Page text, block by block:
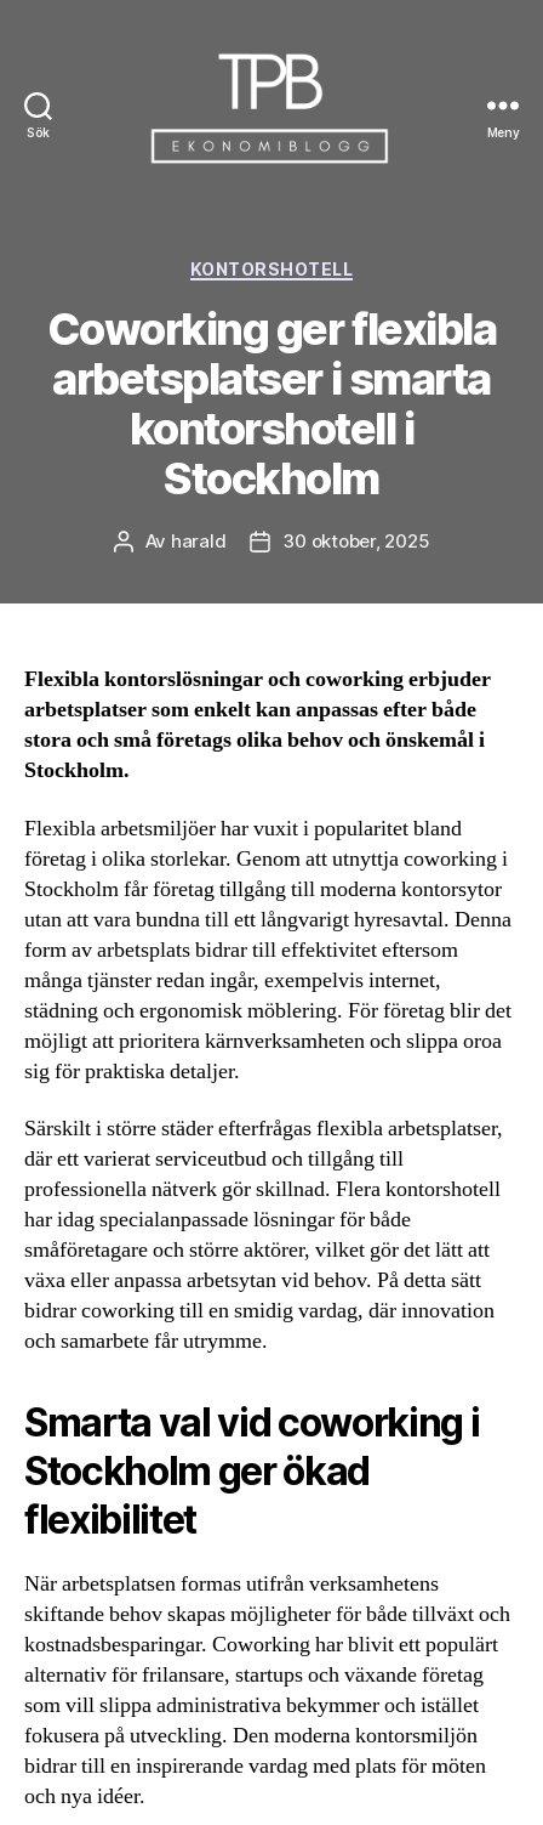
Sök Meny
Kategorier
KONTORSHOTELL
Coworking ger flexibla
arbetsplatser i smarta
kontorshotell i
Stockholm
Inläggsförfattare
Av harald Inläggsdatum
30 oktober, 2025
Flexibla kontorslösningar och coworking erbjuder
arbetsplatser som enkelt kan anpassas efter både
stora och små företags olika behov och önskemål i
Stockholm.
Flexibla arbetsmiljöer har vuxit i popularitet bland
företag i olika storlekar. Genom att utnyttja coworking i
Stockholm får företag tillgång till moderna kontorsytor
utan att vara bundna till ett långvarigt hyresavtal. Denna
form av arbetsplats bidrar till effektivitet eftersom
många tjänster redan ingår, exempelvis internet,
städning och ergonomisk möblering. För företag blir det
möjligt att prioritera kärnverksamheten och slippa oroa
sig för praktiska detaljer.
Särskilt i större städer efterfrågas flexibla arbetsplatser,
där ett varierat serviceutbud och tillgång till
professionella nätverk gör skillnad. Flera kontorshotell
har idag specialanpassade lösningar för både
småföretagare och större aktörer, vilket gör det lätt att
växa eller anpassa arbetsytan vid behov. På detta sätt
bidrar coworking till en smidig vardag, där innovation
och samarbete får utrymme.
Smarta val vid coworking i
Stockholm ger ökad
flexibilitet
När arbetsplatsen formas utifrån verksamhetens
skiftande behov skapas möjligheter för både tillväxt och
kostnadsbesparingar. Coworking har blivit ett populärt
alternativ för frilansare, startups och växande företag
som vill slippa administrativa bekymmer och istället
fokusera på utveckling. Den moderna kontorsmiljön
bidrar till en inspirerande vardag med plats för möten
och nya idéer.